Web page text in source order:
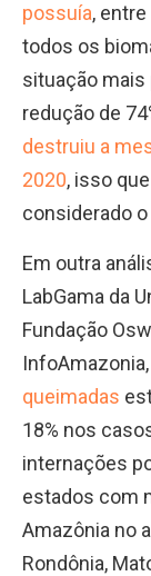
possuía,
todos os
situação mais
redução de
destruiu a
2020, isso
considerado
Em outra
LabGama da
Fundação
queimadas
18% nos
internações
estados com
Amazônia no
Rondônia,